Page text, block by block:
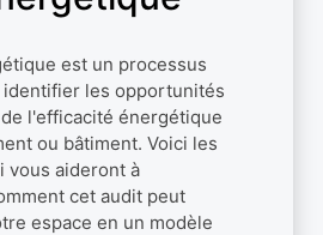
est un processus
les opportunités
l'efficacité énergétique
ou bâtiment. Voici les
vous aideront à
cet audit peut
espace en un modèle